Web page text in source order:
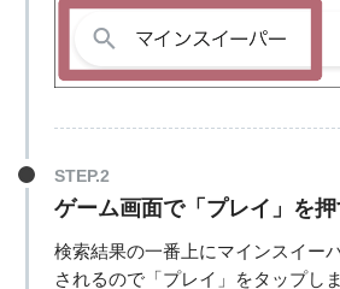
STEP.2
ゲーム画面で「プレイ」を
検索結果の一番上にマインスイー
されるので「プレイ」をタップしま